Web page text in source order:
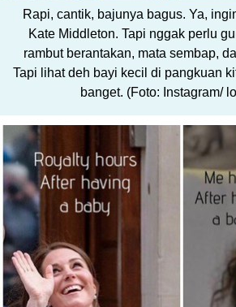
Rapi, cantik, bajunya bagus. Ya,
Kate Middleton. Tapi nggak perlu
rambut berantakan, mata sembap,
Tapi lihat deh bayi kecil di pangkuan
banget. (Foto: Instagram/